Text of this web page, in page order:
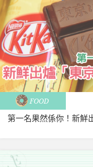
FOOD
第一名果然係你！新鮮